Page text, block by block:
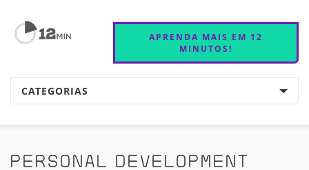
APRENDA MAIS EM 12
MINUTOS!
CATEGORIAS
Personal Development